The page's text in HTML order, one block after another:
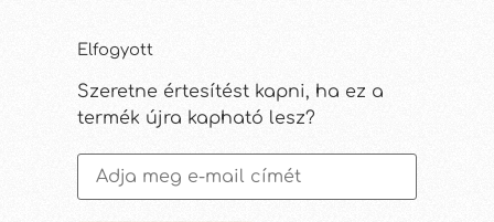
Elfogyott
Szeretne értesítést kapni, ha ez a
termék újra kapható lesz?